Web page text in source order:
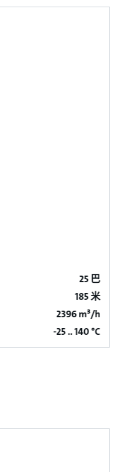
25 巴
185 米
2396 m³/h
-25 .. 140 °C